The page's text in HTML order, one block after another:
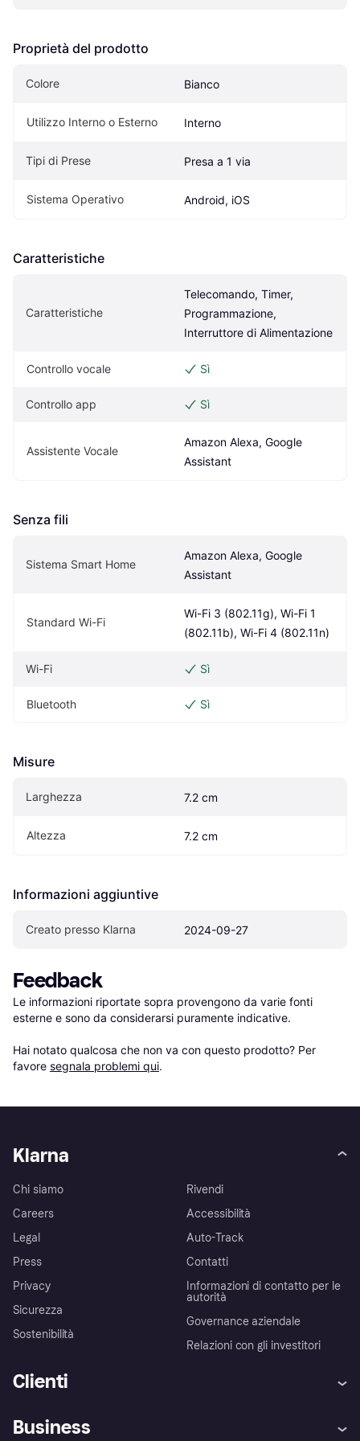
Proprietà del prodotto
Colore Bianco
Utilizzo Interno o Esterno Interno
Tipi di Prese Presa a 1 via
Sistema Operativo Android, iOS
Caratteristiche
Caratteristiche
Telecomando, Timer,
Programmazione,
Interruttore di Alimentazione
Controllo vocale Sì
Controllo app Sì
Assistente Vocale
Amazon Alexa, Google
Assistant
Senza fili
Sistema Smart Home
Amazon Alexa, Google
Assistant
Standard Wi-Fi
Wi-Fi 3 (802.11g), Wi-Fi 1
(802.11b), Wi-Fi 4 (802.11n)
Wi-Fi Sì
Bluetooth Sì
Misure
Larghezza 7.2 cm
Altezza 7.2 cm
Informazioni aggiuntive
Creato presso Klarna 2024-09-27
Feedback
Le informazioni riportate sopra provengono da varie fonti
esterne e sono da considerarsi puramente indicative.
Hai notato qualcosa che non va con questo prodotto? Per
favore segnala problemi qui.
Klarna
Chi siamo
Careers
Legal
Press
Privacy
Sicurezza
Sostenibilità
Rivendi
Accessibilità
Auto-Track
Contatti
Informazioni di contatto per le
autorità
Governance aziendale
Relazioni con gli investitori
Clienti
Assistenza
Business